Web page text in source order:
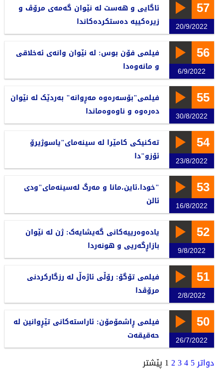
57
20/9/2022
ئاگایی و هەست لە نێوان گەمەی مرۆڤ و
زیرەکییە دەستکردەکاندا
56
6/9/2022
فیلمی فۆن بوس: لە نێوان وانەی ئەخلاقی
و مانەوەدا
55
30/8/2022
فیلمی"بۆسەرەوە مەڕوانە" بەردێک لە نێوان
دەرەوە و ناوەوەماندا
54
23/8/2022
تەکنیکی کامێرا لە سینەمای"یاسوژیرۆ
ئۆزو"دا
53
16/8/2022
"خودا،ئاین،مانا و مەرگ لەسینەمای"ودی
ئالن
52
9/8/2022
یادەوەرییەکانی گەیشایەک: ژن لە نێوان
بازاڕگەریی و هونەردا
51
2/8/2022
فیلمی تۆگۆ: رۆڵی ئاژەڵ لە رزگارکردنی
مرۆڤدا
50
26/7/2022
فیلمی ڕاشمۆمۆن: ئاراستەکانی تێڕوانین لە
حەقیقەت
دواتر 1 2345 پێشتر